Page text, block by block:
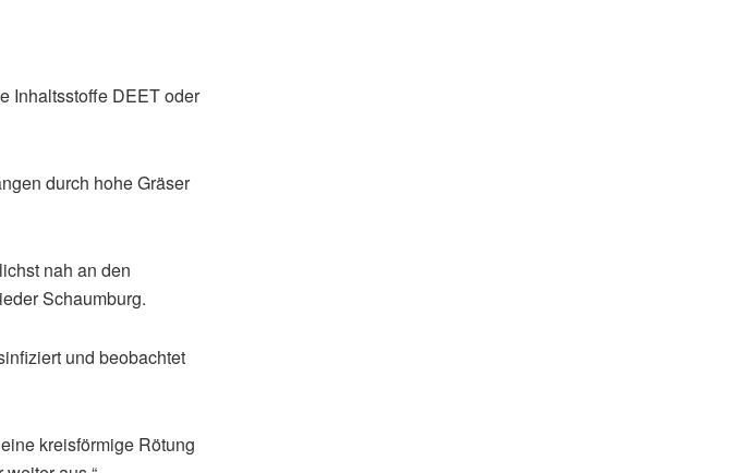
Inhaltsstoffe DEET oder
durch hohe Gräser
nah an den
Schaumburg.
und beobachtet
kreisförmige Rötung